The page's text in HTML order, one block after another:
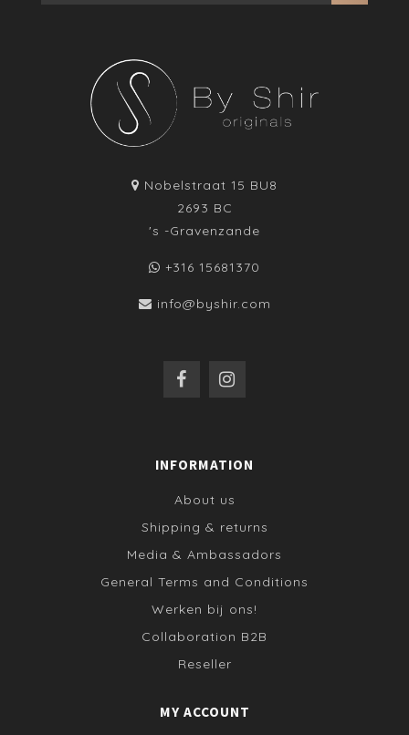
Nobelstraat 15 BU8
2693 BC
's -Gravenzande
+316 15681370
info@byshir.com
INFORMATION
About us
Shipping & returns
Media & Ambassadors
General Terms and Conditions
Werken bij ons!
Collaboration B2B
Reseller
MY ACCOUNT